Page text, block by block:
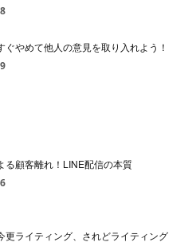
ぐやめて他人の意見を取り入れよう！
る顧客離れ！LINE配信の本質
更ライティング、されどライティング